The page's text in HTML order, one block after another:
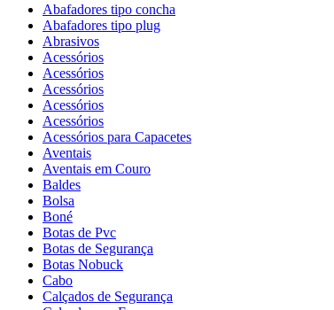
Abafadores tipo concha
Abafadores tipo plug
Abrasivos
Acessórios
Acessórios
Acessórios
Acessórios
Acessórios
Acessórios para Capacetes
Aventais
Aventais em Couro
Baldes
Bolsa
Boné
Botas de Pvc
Botas de Segurança
Botas Nobuck
Cabo
Calçados de Segurança